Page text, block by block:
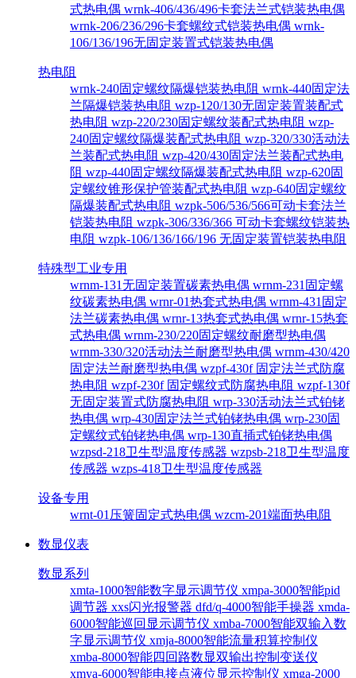
式热电偶 wrnk-406/436/496卡套法兰式铠装热电偶
wrnk-206/236/296卡套螺纹式铠装热电偶 wrnk-
106/136/196无固定装置式铠装热电偶
热电阻
wrnk-240固定螺纹隔爆铠装热电阻 wrnk-440固定法
兰隔爆铠装热电阻 wzp-120/130无固定装置装配式
热电阻 wzp-220/230固定螺纹装配式热电阻 wzp-
240固定螺纹隔爆装配式热电阻 wzp-320/330活动法
兰装配式热电阻 wzp-420/430固定法兰装配式热电
阻 wzp-440固定螺纹隔爆装配式热电阻 wzp-620固
定螺纹锥形保护管装配式热电阻 wzp-640固定螺纹
隔爆装配式热电阻 wzpk-506/536/566可动卡套法兰
铠装热电阻 wzpk-306/336/366 可动卡套螺纹铠装热
电阻 wzpk-106/136/166/196 无固定装置铠装热电阻
特殊型工业专用
wrnm-131无固定装置碳素热电偶 wrnm-231固定螺
纹碳素热电偶 wrnr-01热套式热电偶 wrnm-431固定
法兰碳素热电偶 wrnr-13热套式热电偶 wrnr-15热套
式热电偶 wrnm-230/220固定螺纹耐磨型热电偶
wrnm-330/320活动法兰耐磨型热电偶 wrnm-430/420
固定法兰耐磨型热电偶 wzpf-430f 固定法兰式防腐
热电阻 wzpf-230f 固定螺纹式防腐热电阻 wzpf-130f
无固定装置式防腐热电阻 wrp-330活动法兰式铂铑
热电偶 wrp-430固定法兰式铂铑热电偶 wrp-230固
定螺纹式铂铑热电偶 wrp-130直插式铂铑热电偶
wzpsd-218卫生型温度传感器 wzpsb-218卫生型温度
传感器 wzps-418卫生型温度传感器
设备专用
wrnt-01压簧固定式热电偶 wzcm-201端面热电阻
数显仪表
数显系列
xmta-1000智能数字显示调节仪 xmpa-3000智能pid
调节器 xxs闪光报警器 dfd/q-4000智能手操器 xmda-
6000智能巡回显示调节仪 xmba-7000智能双输入数
字显示调节仪 xmja-8000智能流量积算控制仪
xmba-8000智能四回路数显双输出控制变送仪
xmya-6000智能电接点液位显示控制仪 xmga-2000